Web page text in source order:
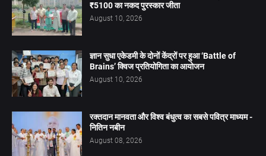
₹5100 का नकद पुरस्कार जीता
August 10, 2026
ज्ञान सुधा एकेडमी के दोनों केंद्रों पर हुआ ‘Battle of
Brains’ क्विज प्रतियोगिता का आयोजन
August 10, 2026
रक्तदान मानवता और विश्व बंधुत्व का सबसे पवित्र माध्यम -
नितिन नबीन
August 08, 2026